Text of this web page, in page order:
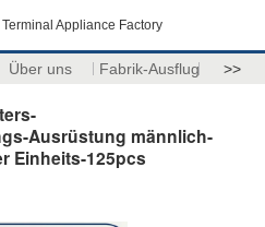
Appliance Factory
Über uns Fabrik-Ausflug >>
Ausrüstung männlich-
Einheits-125pcs